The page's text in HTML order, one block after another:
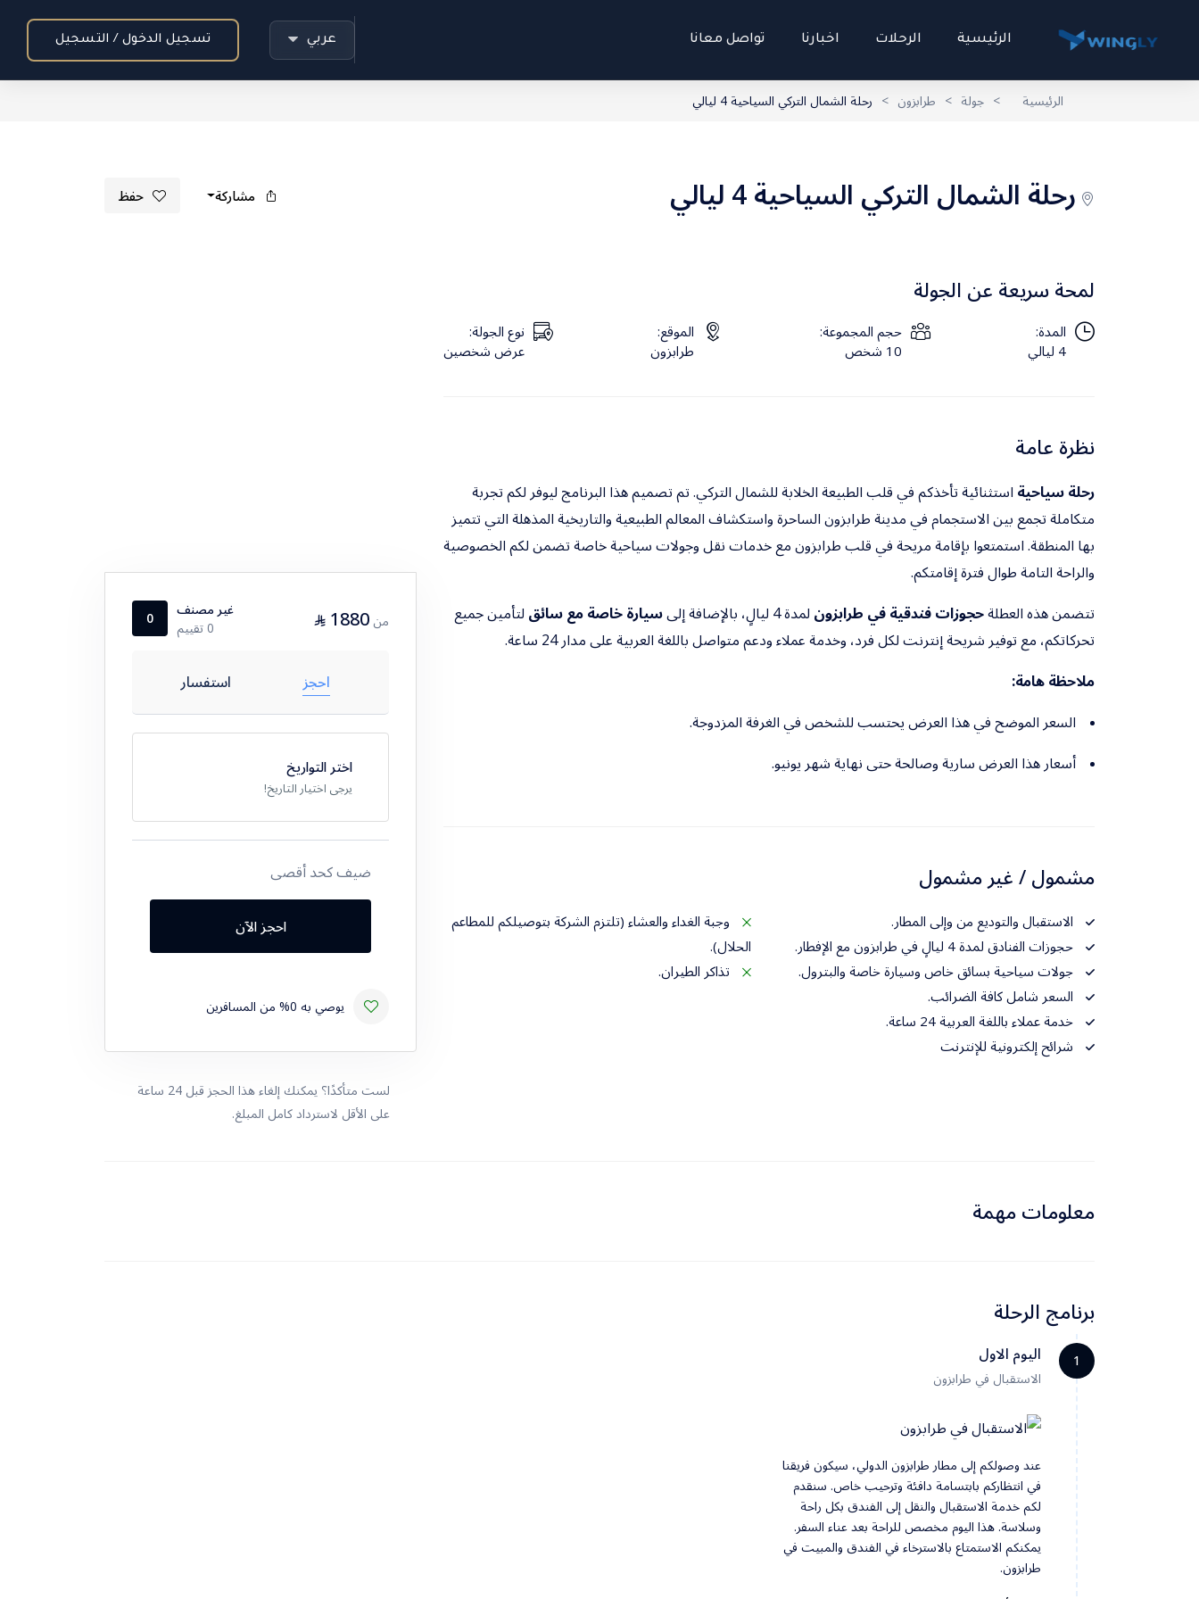
الرئيسية الرحلات اخبارنا تواصل معانا عربي تسجيل الدخول / التسجيل
الرئيسية > جولة > طرابزون > رحلة الشمال التركي السياحية 4 ليالي
رحلة الشمال التركي السياحية 4 ليالي مشاركة حفظ
لمحة سريعة عن الجولة
المدة:
4 ليالي
حجم المجموعة:
10 شخص
الموقع:
طرابزون
نوع الجولة:
عرض شخصين
نظرة عامة
رحلة سياحية استثنائية تأخذكم في قلب الطبيعة الخلابة للشمال التركي. تم تصميم هذا البرنامج ليوفر لكم تجربة
متكاملة تجمع بين الاستجمام في مدينة طرابزون الساحرة واستكشاف المعالم الطبيعية والتاريخية المذهلة التي تتميز
بها المنطقة. استمتعوا بإقامة مريحة في قلب طرابزون مع خدمات نقل وجولات سياحية خاصة تضمن لكم الخصوصية
والراحة التامة طوال فترة إقامتكم.
تتضمن هذه العطلةحجوزات فندقية في طرابزون لمدة 4 ليالٍ، بالإضافة إلى سيارة خاصة مع سائق لتأمين جميع
تحركاتكم، مع توفير شريحة إنترنت لكل فرد، وخدمة عملاء ودعم متواصل باللغة العربية على مدار 24 ساعة.
ملاحظة هامة:
السعر الموضح في هذا العرض يحتسب للشخص في الغرفة المزدوجة.
أسعار هذا العرض سارية وصالحة حتى نهاية شهر يونيو.
مشمول / غير مشمول
الاستقبال والتوديع من وإلى المطار.
حجوزات الفنادق لمدة 4 ليالٍ في طرابزون مع الإفطار.
جولات سياحية بسائق خاص وسيارة خاصة والبترول.
السعر شامل كافة الضرائب.
خدمة عملاء باللغة العربية 24 ساعة.
شرائح إلكترونية للإنترنت
وجبة الغداء والعشاء (تلتزم الشركة بتوصيلكم للمطاعم
الحلال).
تذاكر الطيران.
من 1880
⃁
غير مصنف
0 تقييم
0
احجز استفسار
اختر التواريخ
يرجى اختيار التاريخ!
ضيف كحد أقصى
احجز الآن
يوصي به 0% من المسافرين
لست متأكدًا؟ يمكنك إلغاء هذا الحجز قبل 24 ساعة
على الأقل لاسترداد كامل المبلغ.
معلومات مهمة
برنامج الرحلة
1 اليوم الاول
الاستقبال في طرابزون
عند وصولكم إلى مطار طرابزون الدولي، سيكون فريقنا
في انتظاركم بابتسامة دافئة وترحيب خاص. سنقدم
لكم خدمة الاستقبال والنقل إلى الفندق بكل راحة
وسلاسة. هذا اليوم مخصص للراحة بعد عناء السفر.
يمكنكم الاستمتاع بالاسترخاء في الفندق والمبيت في
طرابزون.